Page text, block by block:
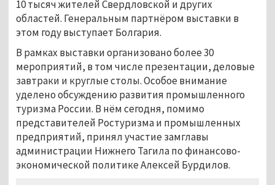
10 тысяч жителей Свердловской и других
областей. Генеральным партнёром выставки в
этом году выступает Болгария.
В рамках выставки организовано более 30
мероприятий, в том числе презентации, деловые
завтраки и круглые столы. Особое внимание
уделено обсуждению развития промышленного
туризма России. В нём сегодня, помимо
представителей Ростуризма и промышленных
предприятий, принял участие замглавы
администрации Нижнего Тагила по финансово-
экономической политике Алексей Бурдилов.